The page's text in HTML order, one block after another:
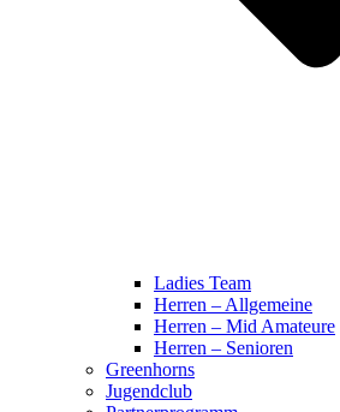
Ladies Team
Herren – Allgemeine
Herren – Mid Amateure
Herren – Senioren
Greenhorns
Jugendclub